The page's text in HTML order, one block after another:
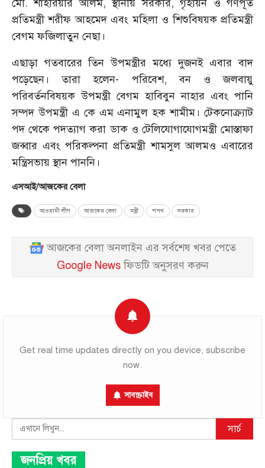
মো. শাহরিয়ার আলম, স্থানীয় সরকার, গৃহায়ন ও গণপূর্ত
প্রতিমন্ত্রী শরীফ আহমেদ এবং মহিলা ও শিশুবিষয়ক প্রতিমন্ত্রী
বেগম ফজিলাতুন নেছা।
এছাড়া গতবারের তিন উপমন্ত্রীর মধ্যে দুজনই এবার বাদ
পড়েছেন। তারা হলেন- পরিবেশ, বন ও জলবায়ু
পরিবর্তনবিষয়ক উপমন্ত্রী বেগম হাবিবুন নাহার এবং পানি
সম্পদ উপমন্ত্রী এ কে এম এনামুল হক শামীম। টেকনোক্র্যাট
পদ থেকে পদত্যাগ করা ডাক ও টেলিযোগাযোগমন্ত্রী মোস্তাফা
জব্বার এবং পরিকল্পনা প্রতিমন্ত্রী শামসুল আলমও এবারের
মন্ত্রিসভায় স্থান পাননি।
এসআই/আজকের বেলা
আওয়ামী লীগ আজকের বেলা মন্ত্রী শপথ সরকার
আজকের বেলা অনলাইন এর সর্বশেষ খবর পেতে
Google Newsফিডটি অনুসরণ করুন
Get real time updates directly on you device, subscribe
now.
সাবস্ক্রাইব
Search সার্চ
জনপ্রিয় খবর